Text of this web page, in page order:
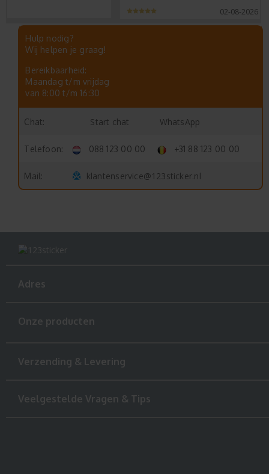
02-08-2026
Hulp nodig?
Wij helpen je graag!
Bereikbaarheid:
Maandag t/m vrijdag
van 8:00 t/m 16:30
Chat: Start chat WhatsApp
Telefoon: 088 123 00 00 +31 88 123 00 00
Mail: klantenservice@123sticker.nl
Adres
Onze producten
Verzending & Levering
Veelgestelde Vragen & Tips